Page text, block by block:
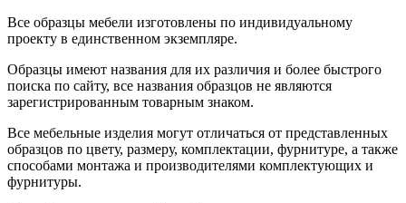
Все образцы мебели изготовлены по индивидуальному
проекту в единственном экземпляре.
Образцы имеют названия для их различия и более быстрого
поиска по сайту, все названия образцов не являются
зарегистрированным товарным знаком.
Все мебельные изделия могут отличаться от представленных
образцов по цвету, размеру, комплектации, фурнитуре, а также
способами монтажа и производителями комплектующих и
фурнитуры.